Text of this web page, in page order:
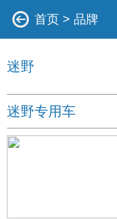
首页 > 品牌
迷野
迷野专用车